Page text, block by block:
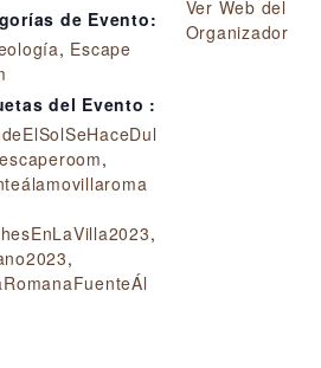
de Evento:
, Escape
del Evento :
,
,
,
Ver Web del
Organizador